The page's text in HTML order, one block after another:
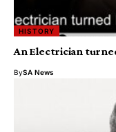
HISTORY
An Electrician
BySA News